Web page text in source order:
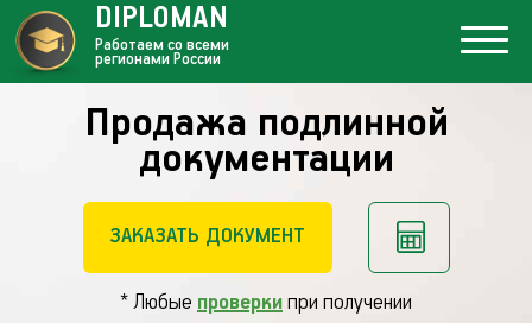
Продажа подлинной
документации
ЗАКАЗАТЬ ДОКУМЕНТ
* Любые проверки при получении
DIPLOMAN
Работаем со всеми
регионами России